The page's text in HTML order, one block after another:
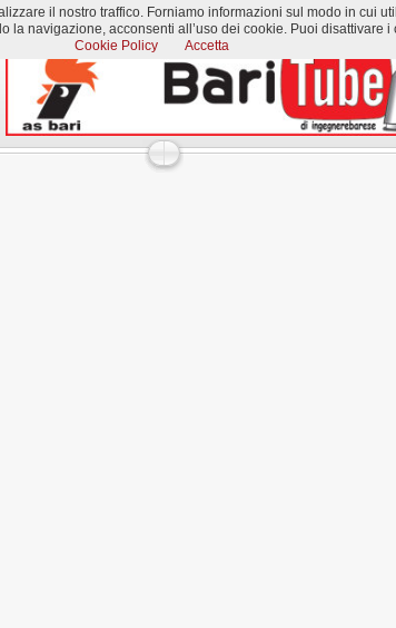
il nostro traffico. Forniamo informazioni sul modo in cui
navigazione, acconsenti all’uso dei cookie. Puoi
Cookie Policy
Accetta